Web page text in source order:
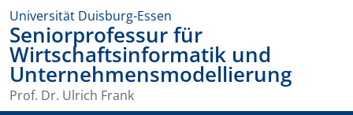
Universität Duisburg-Essen
Seniorprofessur für
Wirtschaftsinformatik und
Unternehmensmodellierung
Prof. Dr. Ulrich Frank